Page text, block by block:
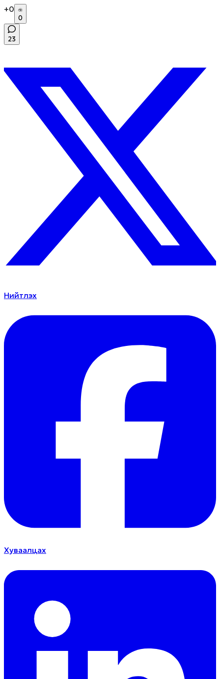
+0
0
23
Нийтлэх
Хуваалцах